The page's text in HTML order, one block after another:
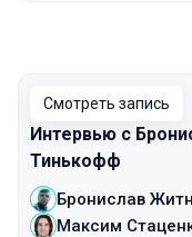
Смотреть запись
Интервью с
Тинькофф
Бронислав
Максим